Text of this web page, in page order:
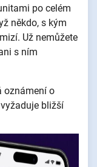
po celém
někdo, s kým
Už nemůžete
s ním
oznámení o
bližší